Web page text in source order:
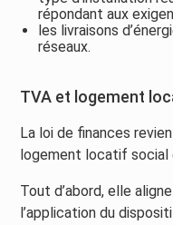
répondant aux
les livraisons
réseaux.
TVA et logement
La loi de finances
logement locatif social
Tout d’abord, elle
l’application du